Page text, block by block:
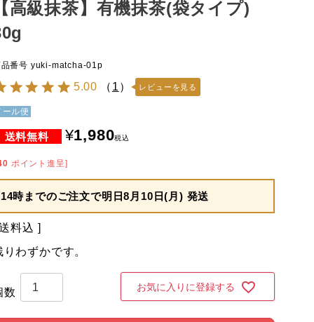
高級抹茶】有機抹茶(袋タイプ)
番号 yuki-matcha-01p
5.00 （ 1） レビューを見る
ール便
¥1,980税込
ポイント進呈]
14時までのご注文で明日8月10日(月) 発送
料込
りわずかです。
お気に入りに登録する